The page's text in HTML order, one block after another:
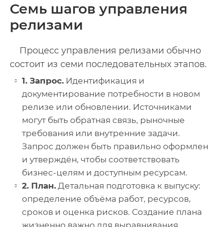
Семь шагов управления
релизами
Процесс управления релизами обычно
состоит из семи последовательных этапов.
1. Запрос. Идентификация и
документирование потребности в новом
релизе или обновлении. Источниками
могут быть обратная связь, рыночные
требования или внутренние задачи.
Запрос должен быть правильно оформлен
и утверждён, чтобы соответствовать
бизнес-целям и доступным ресурсам.
2. План. Детальная подготовка к выпуску:
определение объёма работ, ресурсов,
сроков и оценка рисков. Создание плана
жизненно важно для выравнивания